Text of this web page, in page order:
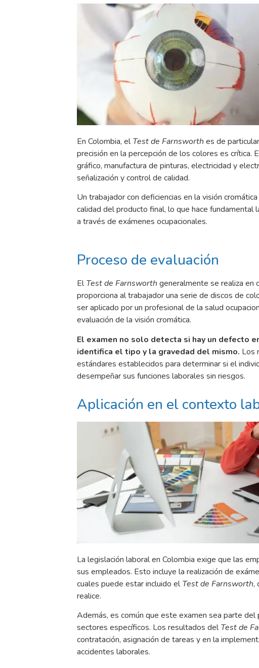
En Colombia, elTest de Farnsworth es de
precisión en la percepción de los colores es crítica.
gráfico, manufactura de pinturas, electricidad y
señalización y control de calidad.
Un trabajador con deficiencias en la visión
calidad del producto final, lo que hace
a través de exámenes ocupacionales.
Proceso de evaluación
ElTest de Farnsworth generalmente se realiza en
proporciona al trabajador una serie de discos de
ser aplicado por un profesional de la salud
evaluación de la visión cromática.
El examen no solo detecta si hay un defecto
identifica el tipo y la gravedad del mismo. Los
estándares establecidos para determinar si el
desempeñar sus funciones laborales sin riesgos.
Aplicación en el contexto
La legislación laboral en Colombia exige que las
sus empleados. Esto incluye la realización de
cuales puede estar incluido elTest de Farnsworth,
realice.
Además, es común que este examen sea parte
sectores específicos. Los resultados delTest de
contratación, asignación de tareas y en la
accidentes laborales.